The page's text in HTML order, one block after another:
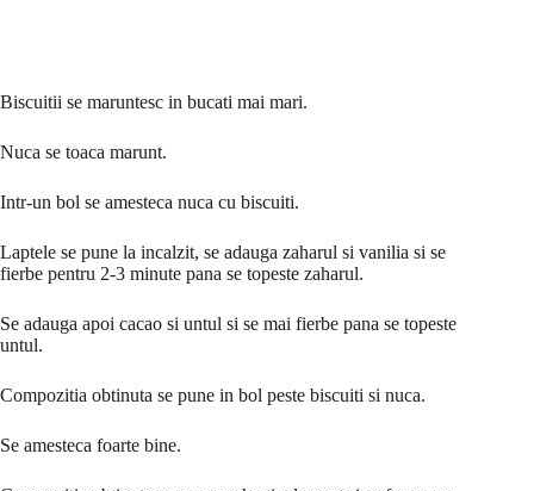
Biscuitii se maruntesc in bucati mai mari.
Nuca se toaca marunt.
Intr-un bol se amesteca nuca cu biscuiti.
Laptele se pune la incalzit, se adauga zaharul si vanilia si se
fierbe pentru 2-3 minute pana se topeste zaharul.
Se adauga apoi cacao si untul si se mai fierbe pana se topeste
untul.
Compozitia obtinuta se pune in bol peste biscuiti si nuca.
Se amesteca foarte bine.